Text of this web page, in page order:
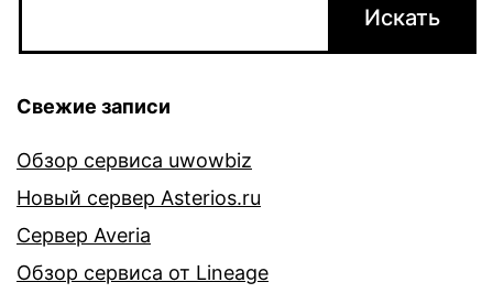
Свежие записи
Обзор сервиса uwowbiz
Новый сервер Asterios.ru
Сервер Averia
Обзор сервиса от Lineage